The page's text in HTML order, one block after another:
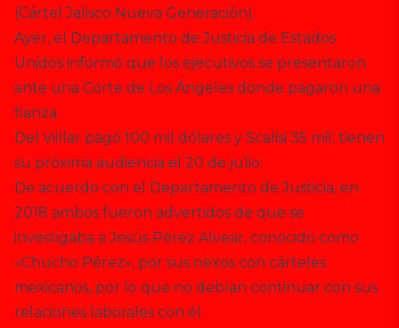
(Cártel Jalisco Nueva Generación).
Ayer, el Departamento de Justicia de Estados
Unidos informó que los ejecutivos se presentaron
ante una Corte de Los Ángeles donde pagaron una
fianza.
Del Viillar pagó 100 mil dólares y Scalisi 35 mil; tienen
su próxima audiencia el 20 de julio.
De acuerdo con el Departamento de Justicia, en
2018 ambos fueron advertidos de que se
investigaba a Jesús Pérez Alvear, conocido como
«Chucho Pérez», por sus nexos con cárteles
mexicanos, por lo que no debían continuar con sus
relaciones laborales con él.